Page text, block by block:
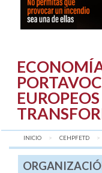
INICIO CEHPFETD